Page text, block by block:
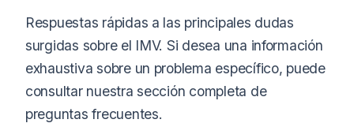
Respuestas rápidas a las principales dudas
surgidas sobre el IMV. Si desea una información
exhaustiva sobre un problema específico, puede
consultar nuestra sección completa de
preguntas frecuentes.